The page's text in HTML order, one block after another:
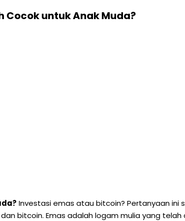
Cocok untuk Anak Muda?
Investasi emas atau bitcoin? Pertanyaan ini
bitcoin. Emas adalah logam mulia yang